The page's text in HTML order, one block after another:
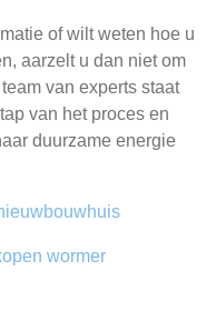
of wilt weten hoe u
aarzelt u dan niet om
van experts staat
van het proces en
duurzame energie
wormer